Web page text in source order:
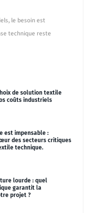
le besoin est
technique reste
de solution textile
coûts industriels
est impensable :
des secteurs critiques
technique.
lourde : quel
garantit la
projet ?